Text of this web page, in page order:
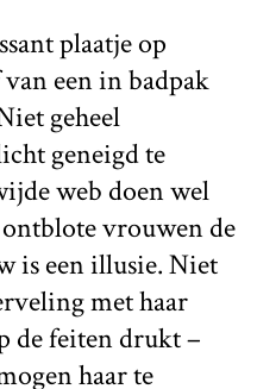
plaatje op
een in badpak
geheel
geneigd te
web doen wel
ontblote vrouwen de
is een illusie. Niet
met haar
de feiten drukt –
haar te